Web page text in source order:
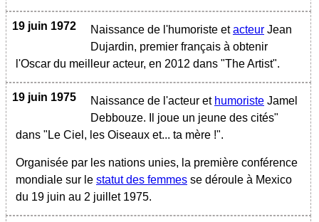
19 juin 1972 Naissance de l'humoriste etacteur Jean
Dujardin, premier français à obtenir
l'Oscar du meilleur acteur, en 2012 dans "The Artist".
19 juin 1975 Naissance de l'acteur et humoriste Jamel
Debbouze. Il joue un jeune des cités"
dans "Le Ciel, les Oiseaux et... ta mère !".
Organisée par les nations unies, la première conférence
mondiale sur le statut des femmes se déroule à Mexico
du 19 juin au 2 juillet 1975.